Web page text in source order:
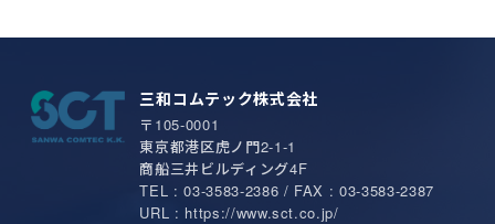
三和コムテック株式会社
〒105-0001
東京都港区虎ノ門2-1-1
商船三井ビルディング4F
TEL : 03-3583-2386 / FAX : 03-3583-2387
URL : https://www.sct.co.jp/